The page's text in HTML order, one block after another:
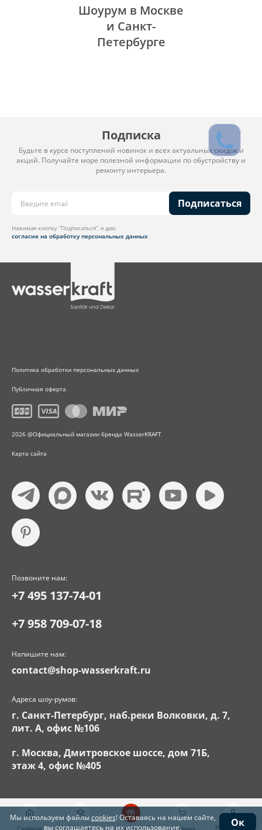
Шоурум в Москве
и Санкт-
Петербурге
Подписка
Будьте в курсе поступлений новинок и всех актуальных скидок и
акций. Получайте море полезной информации по обустройству и
ремонту интерьера.
Подписаться
Нажимая кнопку “Подписаться”, я даю
согласие на обработку персональных данных
Политика обработки персональных данных
Публичная оферта
2026 @Официальный магазин бренда WasserKRAFT
Карта сайта
Позвоните нам:
+7 495 137-74-01
+7 958 709-07-18
Напишите нам:
contact@shop-wasserkraft.ru
Адреса шоу-румов:
г. Санкт-Петербург, наб.реки Волковки, д. 7,
лит. А, офис №106
г. Москва, Дмитровское шоссе, дом 71Б,
этаж 4, офис №405
Мы используем файлыcookies! Оставаясь на нашем сайте,
вы соглашаетесь на их использование.
Ок